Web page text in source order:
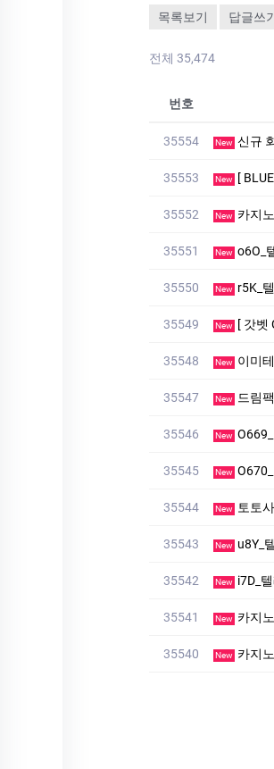
목록보기 답글쓰
전체 35,474
번호
35554 New 신규
35553 New [
35552 New 카­지
35551 New o6O_
35550 New r5K_
35549 New [ 갓벳
35548 New 이미테
35547 New 드림
35546 New
35545 New
35544 New 토­토
35543 New u8Y_
35542 New i7D_
35541 New 카지
35540 New 카­지